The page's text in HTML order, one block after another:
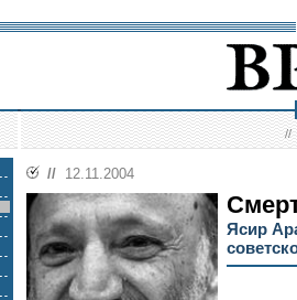
//
// 12.11.2004
Ясир